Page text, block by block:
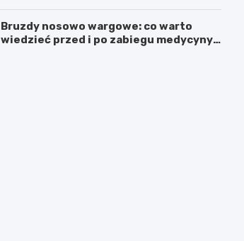
Bruzdy nosowo wargowe: co warto
wiedzieć przed i po zabiegu medycyny